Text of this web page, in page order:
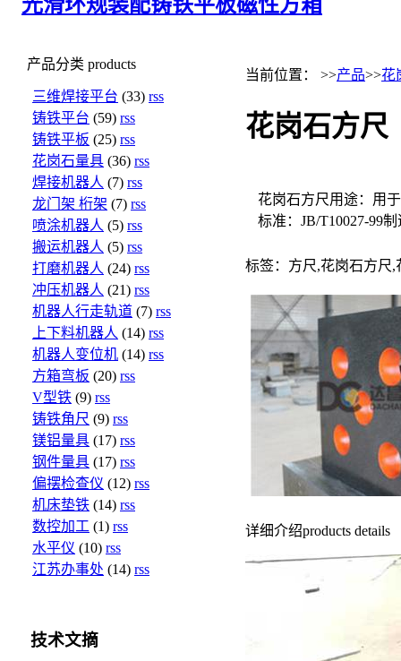
产品分类 products
三维焊接平台 (33) rss
铸铁平台 (59) rss
铸铁平板 (25) rss
花岗石量具 (36) rss
焊接机器人 (7) rss
龙门架 桁架 (7) rss
喷涂机器人 (5) rss
搬运机器人 (5) rss
打磨机器人 (24) rss
冲压机器人 (21) rss
机器人行走轨道 (7) rss
上下料机器人 (14) rss
机器人变位机 (14) rss
方箱弯板 (20) rss
V型铁 (9) rss
铸铁角尺 (9) rss
镁铝量具 (17) rss
钢件量具 (17) rss
偏摆检查仪 (12) rss
机床垫铁 (14) rss
数控加工 (1) rss
水平仪 (10) rss
江苏办事处 (14) rss
技术文摘
当前位置： >>产品>>花
花岗石方尺
花岗石方尺用途：用
标准：JB/T10027-99
标签：方尺,花岗石方尺,
详细介绍products details